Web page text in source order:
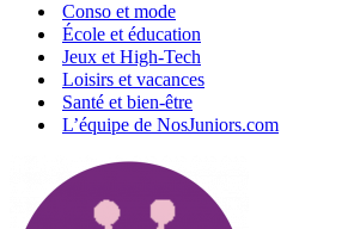
Conso et mode
École et éducation
Jeux et High-Tech
Loisirs et vacances
Santé et bien-être
L’équipe de NosJuniors.com